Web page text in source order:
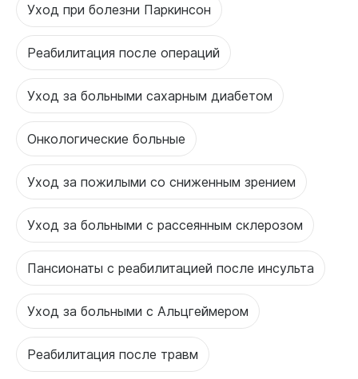
Уход при болезни Паркинсон
Реабилитация после операций
Уход за больными сахарным диабетом
Онкологические больные
Уход за пожилыми со сниженным зрением
Уход за больными с рассеянным склерозом
Пансионаты с реабилитацией после инсульта
Уход за больными с Альцгеймером
Реабилитация после травм